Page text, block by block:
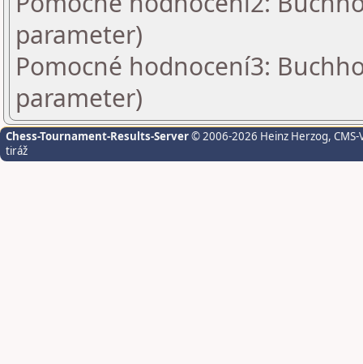
parameter)
Pomocné hodnocení3:
parameter)
Chess-Tournament-Results-Server© 2006-2026 Heinz Herzog,
tiráž